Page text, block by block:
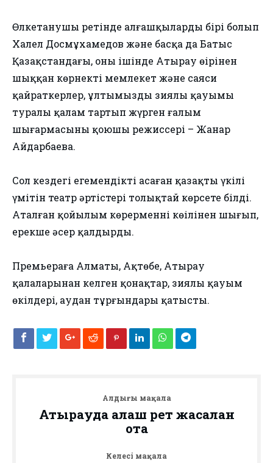
Өлкетанушы ретінде алғашқылардың бірі болып
Халел Досмұхамедов және басқа да Батыс
Қазақстандағы, оның ішінде Атырау өңірінен
шыққан көрнекті мемлекет және саяси
қайраткерлер, ұлтымыздың зиялы қауымы
туралы қалам тартып жүрген ғалым
шығармасының қоюшы режиссері – Жанар
Айдарбаева.
Сол кездегі егемендікті аңсаған қазақтың үкілі
үмітін театр әртістері толықтай көрсете білді.
Аталған қойылым көрерменнің көңілінен шығып,
ерекше әсер қалдырды.
Премьераға Алматы, Ақтөбе, Атырау
қалаларынан келген қонақтар, зиялы қауым
өкілдері, аудан тұрғындары қатысты.
Алдыңғы мақала
Атырауда алғаш рет жасалған
ота
Келесі мақала